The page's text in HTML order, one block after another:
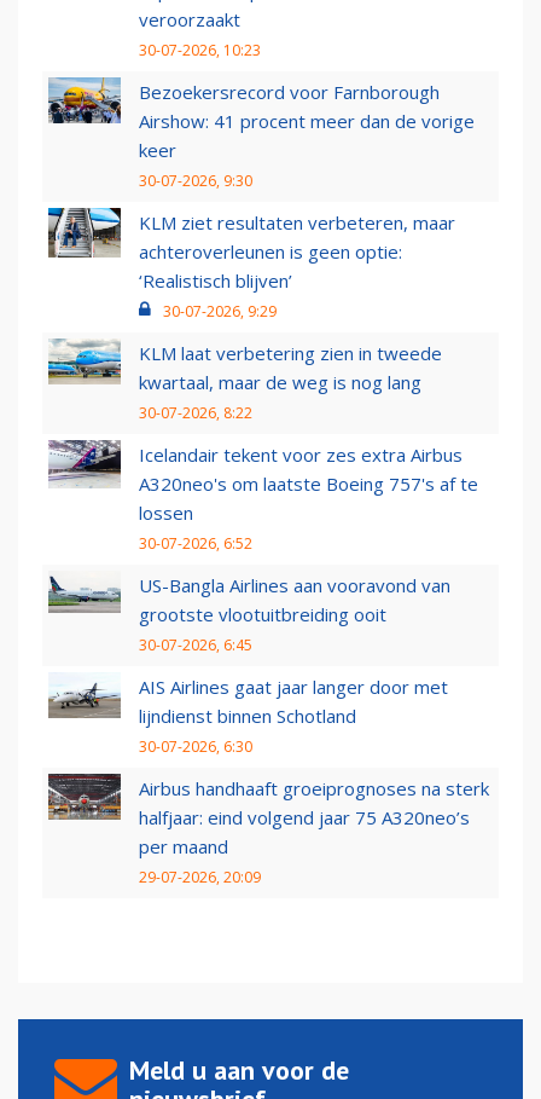
veroorzaakt
30-07-2026, 10:23
Bezoekersrecord voor Farnborough
Airshow: 41 procent meer dan de vorige
keer
30-07-2026, 9:30
KLM ziet resultaten verbeteren, maar
achteroverleunen is geen optie:
‘Realistisch blijven’
30-07-2026, 9:29
KLM laat verbetering zien in tweede
kwartaal, maar de weg is nog lang
30-07-2026, 8:22
Icelandair tekent voor zes extra Airbus
A320neo's om laatste Boeing 757's af te
lossen
30-07-2026, 6:52
US-Bangla Airlines aan vooravond van
grootste vlootuitbreiding ooit
30-07-2026, 6:45
AIS Airlines gaat jaar langer door met
lijndienst binnen Schotland
30-07-2026, 6:30
Airbus handhaaft groeiprognoses na sterk
halfjaar: eind volgend jaar 75 A320neo’s
per maand
29-07-2026, 20:09
Meld u aan voor de